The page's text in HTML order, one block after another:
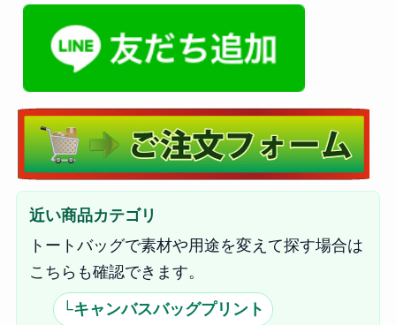
近い商品カテゴリ
トートバッグで素材や用途を変えて探す場合は
こちらも確認できます。
└キャンバスバッグプリント